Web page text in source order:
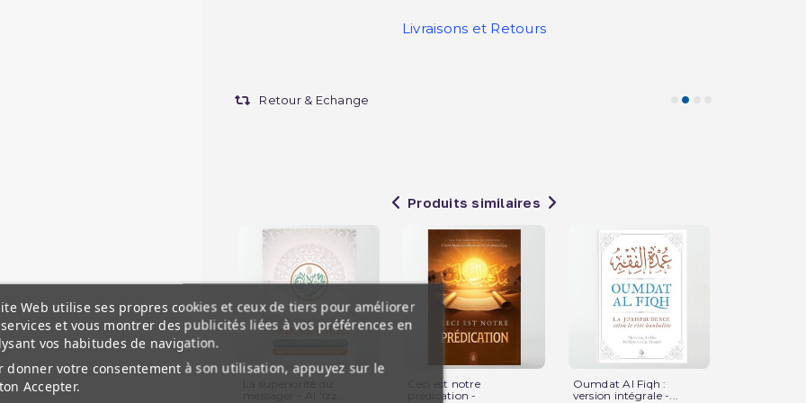
Livraisons et Retours
Retour & Echange
Produits similaires
Ceci est notre
prédication -
Oumdat Al Fiqh :
version intégrale -...
Web utilise ses propres cookies et ceux de tiers pour améliorer
et vous montrer des publicités liées à vos préférences en
vos habitudes de navigation.
donner votre consentement à son utilisation, appuyez sur le
Accepter.